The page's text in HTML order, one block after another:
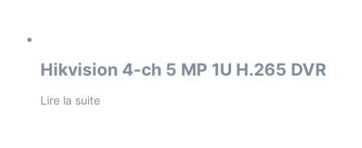
Hikvision 4-ch 5 MP 1U H.265 DVR
Lire la suite